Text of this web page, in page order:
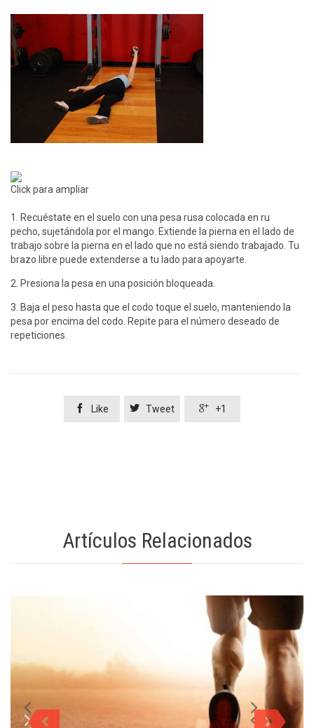
Click para ampliar
1. Recuéstate en el suelo con una pesa rusa colocada en ru
pecho, sujetándola por el mango. Extiende la pierna en el lado de
trabajo sobre la pierna en el lado que no está siendo trabajado. Tu
brazo libre puede extenderse a tu lado para apoyarte.
2. Presiona la pesa en una posición bloqueada.
3. Baja el peso hasta que el codo toque el suelo, manteniendo la
pesa por encima del codo. Repite para el número deseado de
repeticiones.
 Like  Tweet  +1
Artículos Relacionados